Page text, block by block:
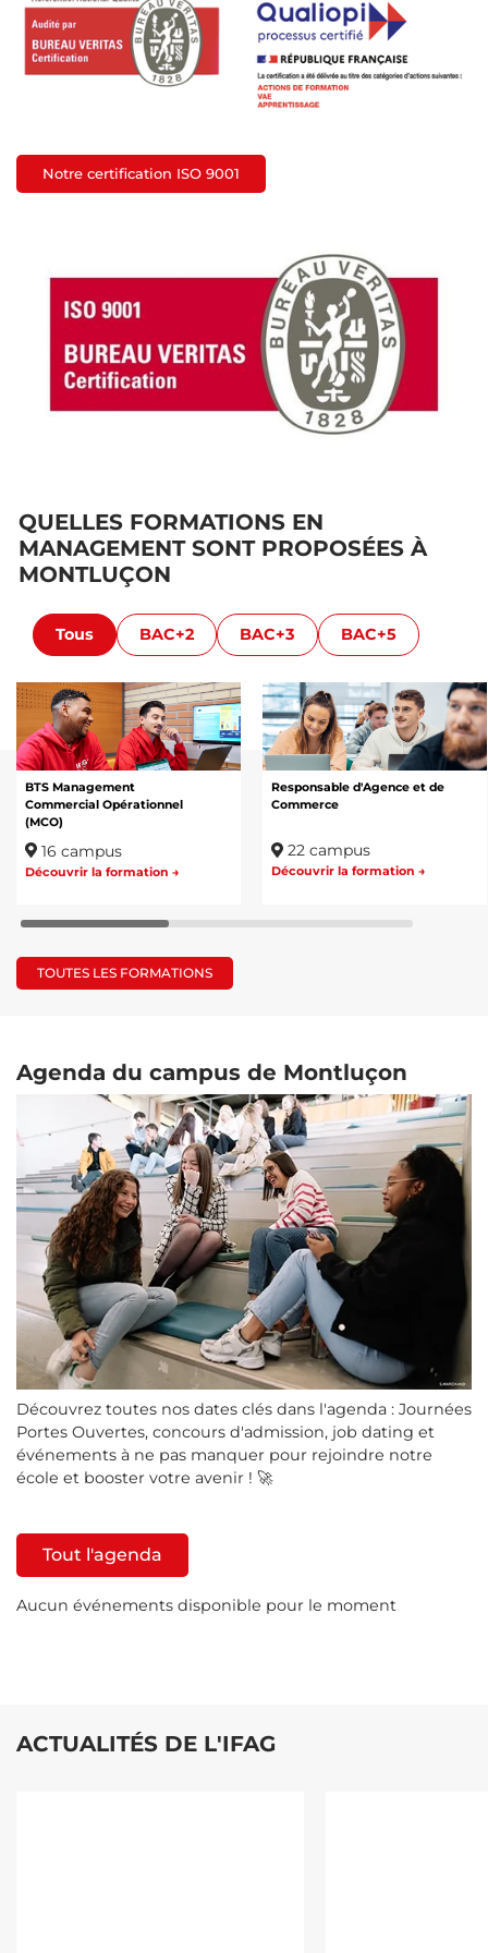
Notre certification ISO 9001
QUELLES FORMATIONS EN
MANAGEMENT SONT PROPOSÉES À
MONTLUÇON
Tous BAC+2 BAC+3 BAC+5
BTS Management
Commercial Opérationnel
(MCO)
16 campus
Découvrir la formation →
Responsable d'Agence et de
Commerce
22 campus
Découvrir la formation →
TOUTES LES FORMATIONS
Agenda du campus de Montluçon
Découvrez toutes nos dates clés dans l'agenda : Journées
Portes Ouvertes, concours d'admission, job dating et
événements à ne pas manquer pour rejoindre notre
école et booster votre avenir ! 🚀
Tout l'agenda
Aucun événements disponible pour le moment
ACTUALITÉS DE L'IFAG